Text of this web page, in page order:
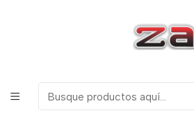
ELECTRONICOS, ROBOTICA
Productos
Herramientas de
Pomada para soldar "La Unica"